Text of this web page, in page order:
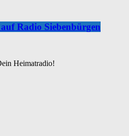
Radio Siebenbürgen
Heimatradio!